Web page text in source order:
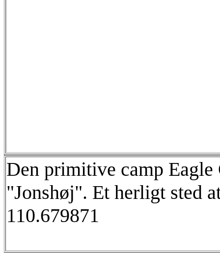
Den primitive camp
"Jonshøj". Et herligt sted
110.679871